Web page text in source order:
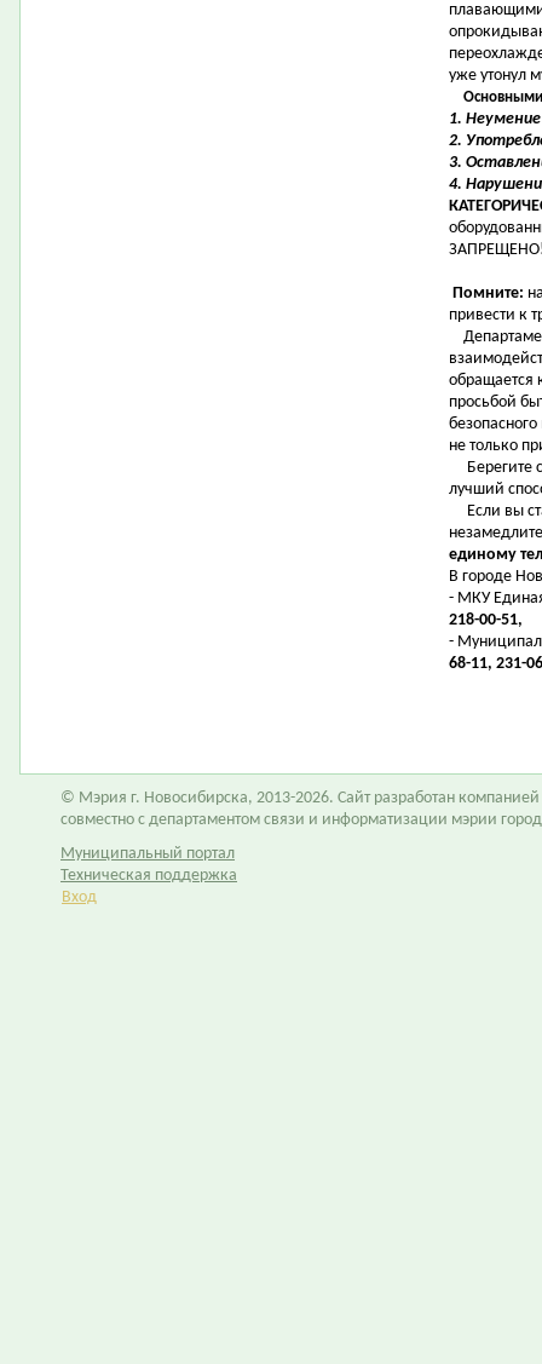
плавающими
уже утонул
1.
2.
3.
4.
Помните:
привести к
обращается
просьбой
не только
Берегите
лучший
Если вы
единому
В городе
- МКУ
218-00-51,
-
68-11, 231-
© Мэрия г. Новосибирска, 2013-2026. Сайт разработан компанией
совместно с департаментом связи и информатизации мэрии
Муниципальный портал
Техническая поддержка
Вход